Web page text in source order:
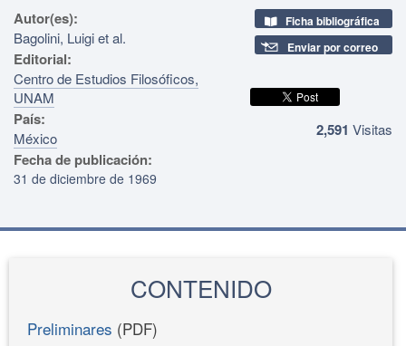
Autor(es):
Bagolini, Luigi et al.
Editorial:
Centro de Estudios Filosóficos,
UNAM
País:
México
Fecha de publicación:
31 de diciembre de 1969
Ficha bibliográfica
Enviar por correo
2,591 Visitas
CONTENIDO
Preliminares (PDF)